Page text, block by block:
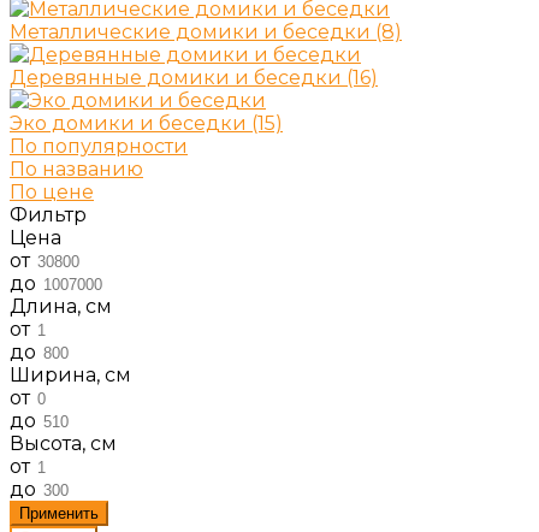
Металлические домики и беседки (8)
Деревянные домики и беседки (16)
Эко домики и беседки (15)
По популярности
По названию
По цене
Фильтр
Цена
от
до
Длина, см
от
до
Ширина, см
от
до
Высота, см
от
до